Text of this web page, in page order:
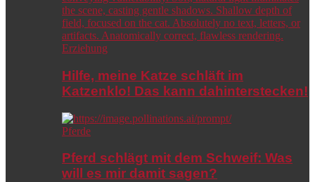
Erziehung
Hilfe, meine Katze schläft im
Katzenklo! Das kann dahinterstecken!
Pferde
Pferd schlägt mit dem Schweif: Was
will es mir damit sagen?